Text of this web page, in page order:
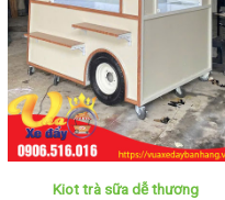
Kiot trà sữa dễ thương